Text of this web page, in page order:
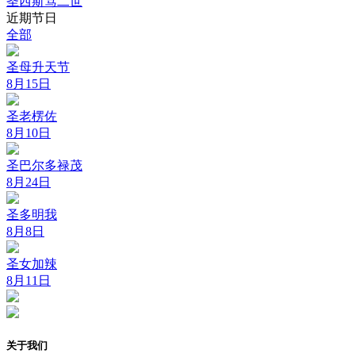
近期节日
全部
圣母升天节
8月15日
圣老楞佐
8月10日
圣巴尔多禄茂
8月24日
圣多明我
8月8日
圣女加辣
8月11日
关于我们